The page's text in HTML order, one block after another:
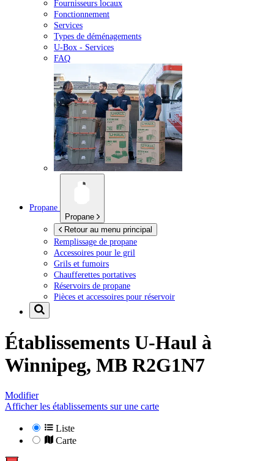
Fournisseurs locaux
Fonctionnement
Services
Types de déménagements
U-Box - Services
FAQ
Propane
Propane
Retour au menu principal
Remplissage de propane
Accessoires pour le gril
Grils et fumoirs
Chaufferettes portatives
Réservoirs de propane
Pièces et accessoires pour réservoir
Établissements U-Haul à
Winnipeg, MB R2G1N7
Modifier
Afficher les établissements sur une carte
Liste
Carte